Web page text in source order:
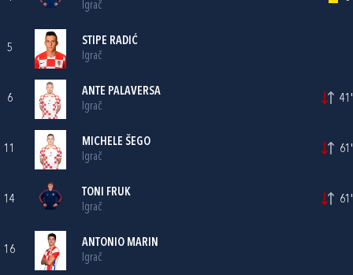
Igrač
5
STIPE RADIĆ
Igrač
6
ANTE PALAVERSA
Igrač
41'
11
MICHELE ŠEGO
Igrač
61'
14
TONI FRUK
Igrač
61'
16
ANTONIO MARIN
Igrač